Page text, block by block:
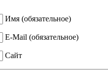
Имя (обязательное)
E-Mail (обязательное)
Сайт